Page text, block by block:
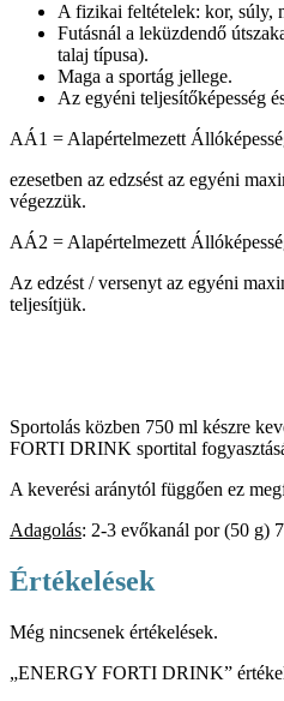
A fizikai feltételek: kor, súly,
Futásnál a leküzdendő
talaj típusa).
Maga a sportág jellege.
Az egyéni teljesítőképesség
AÁ1 = Alapértelmezett
ezesetben az edzsést az egyéni
végezzük.
AÁ2 = Alapértelmezett
Az edzést / versenyt az egyéni
teljesítjük.
Sportolás közben 750 ml készre
FORTI DRINK sportital
A keverési aránytól függően ez
Adagolás: 2-3 evőkanál por (50 g)
Értékelések
Még nincsenek értékelések.
„ENERGY FORTI DRINK”